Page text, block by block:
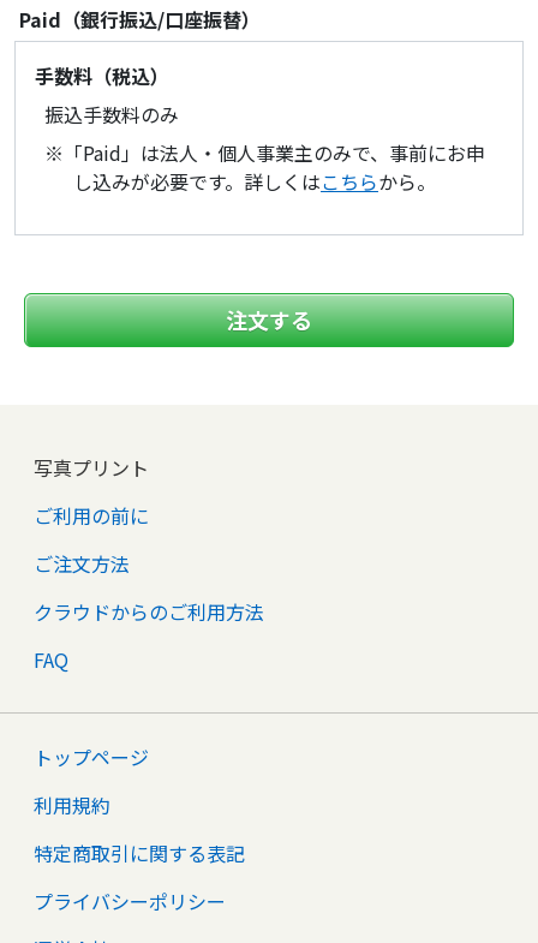
Paid（銀行振込/口座振替）
手数料（税込）
振込手数料のみ
「Paid」は法人・個人事業主のみで、事前にお申
し込みが必要です。詳しくはこちらから。
注文する
写真プリント
ご利用の前に
ご注文方法
クラウドからのご利用方法
FAQ
トップページ
利用規約
特定商取引に関する表記
プライバシーポリシー